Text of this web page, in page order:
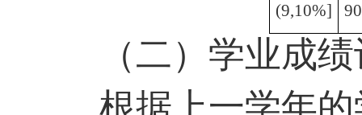
(9,10%]
90
（二） 学业成
根据上一学年